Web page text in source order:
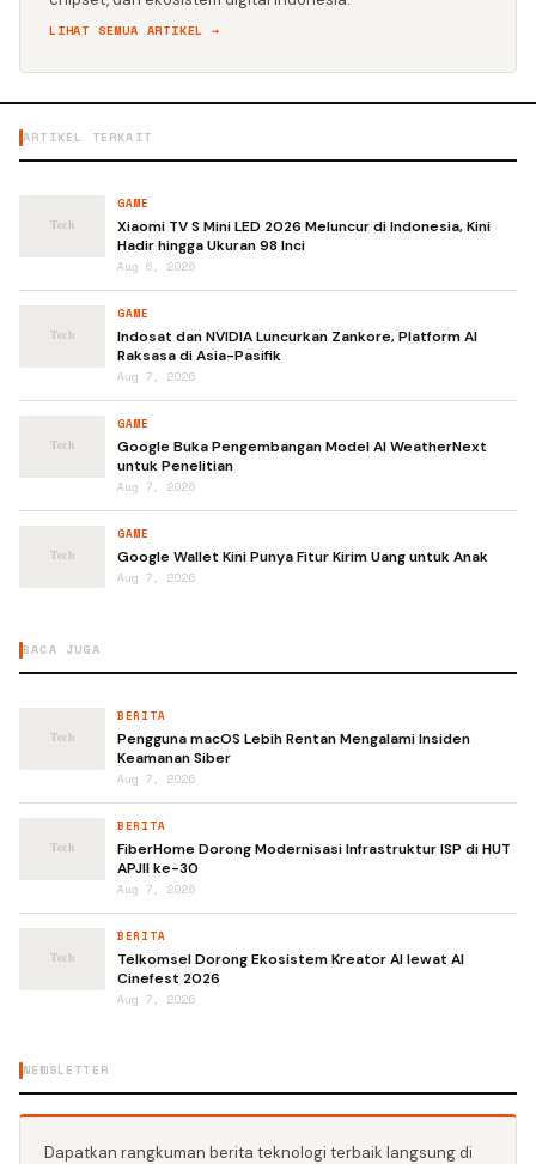
LIHAT SEMUA ARTIKEL →
ARTIKEL TERKAIT
GAME
Xiaomi TV S Mini LED 2026 Meluncur di Indonesia, Kini
Hadir hingga Ukuran 98 Inci
Aug 6, 2026
GAME
Indosat dan NVIDIA Luncurkan Zankore, Platform AI
Raksasa di Asia-Pasifik
Aug 7, 2026
GAME
Google Buka Pengembangan Model AI WeatherNext
untuk Penelitian
Aug 7, 2026
GAME
Google Wallet Kini Punya Fitur Kirim Uang untuk Anak
Aug 7, 2026
BACA JUGA
BERITA
Pengguna macOS Lebih Rentan Mengalami Insiden
Keamanan Siber
Aug 7, 2026
BERITA
FiberHome Dorong Modernisasi Infrastruktur ISP di HUT
APJII ke-30
Aug 7, 2026
BERITA
Telkomsel Dorong Ekosistem Kreator AI lewat AI
Cinefest 2026
Aug 7, 2026
NEWSLETTER
Dapatkan rangkuman berita teknologi terbaik langsung di